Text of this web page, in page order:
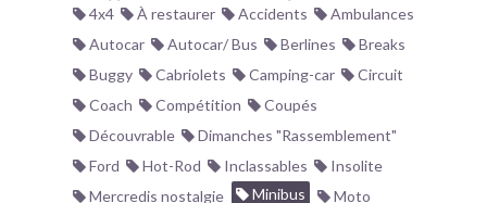
4x4 À restaurer Accidents
Ambulances
Autocar
Autocar/ Bus Berlines
Breaks
Buggy
Cabriolets Camping-car
Circuit
Coach
Compétition
Coupés
Découvrable
Dimanches "Rassemblement"
Ford
Hot-Rod Inclassables
Insolite
Mercredis nostalgie
Minibus
Moto